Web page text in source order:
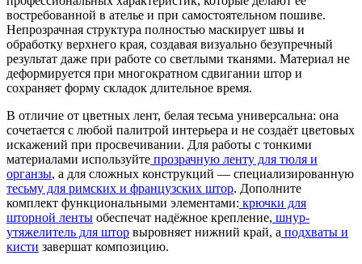
востребованной в ателье и при самостоятельном пошиве.
Непрозрачная структура полностью маскирует швы и
обработку верхнего края, создавая визуально безупречный
результат даже при работе со светлыми тканями. Материал не
деформируется при многократном сдвигании штор и
сохраняет форму складок длительное время.
В отличие от цветных лент, белая тесьма универсальна: она
сочетается с любой палитрой интерьера и не создаёт цветовых
искажений при просвечивании. Для работы с тонкими
материалами используйте прозрачную ленту для тюля и
органзы, а для сложных конструкций — специализированную
тесьму для римских и французских штор. Дополните
комплект функциональными элементами: крючки для
шторной ленты обеспечат надёжное крепление, шнур-
утяжелитель для штор выровняет нижний край, а подхваты и
кисти завершат композицию.